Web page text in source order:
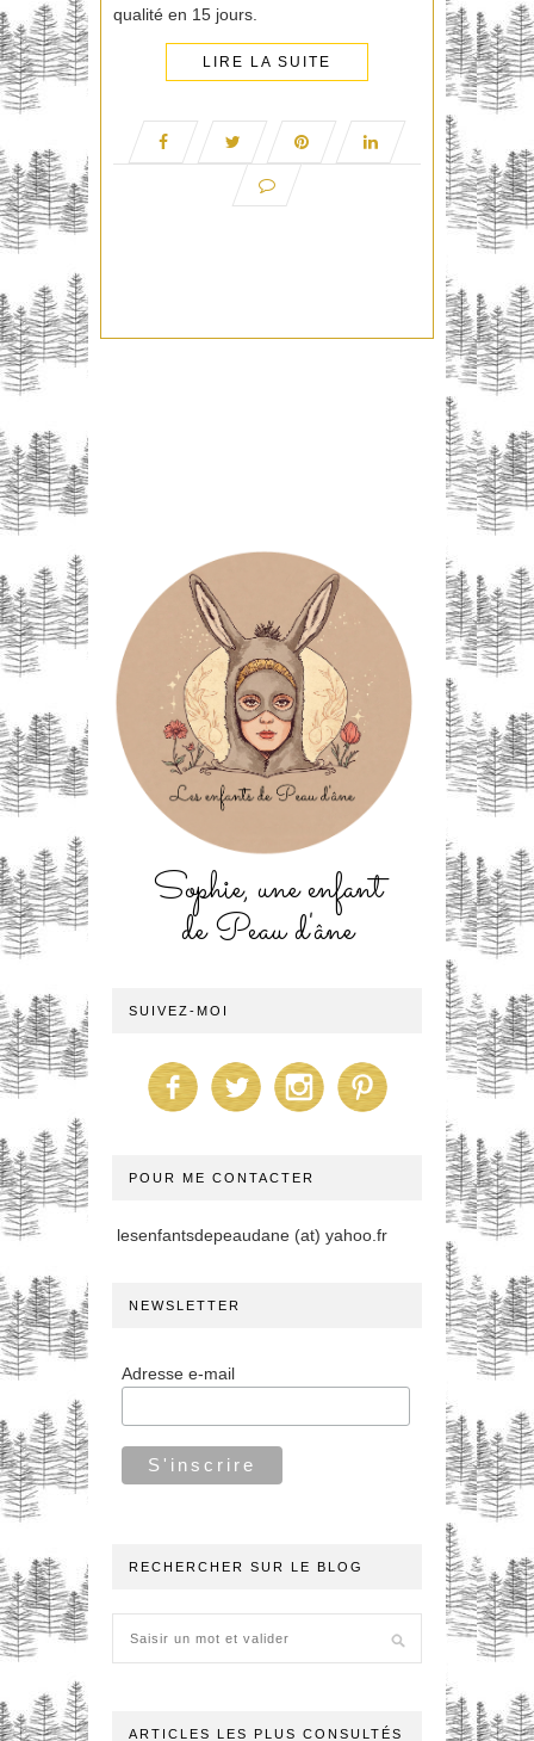
qualité en 15 jours.
LIRE LA SUITE
Sophie, une enfant
de Peau d'âne
SUIVEZ-MOI
POUR ME CONTACTER
lesenfantsdepeaudane (at) yahoo.fr
NEWSLETTER
Adresse e-mail
RECHERCHER SUR LE BLOG
ARTICLES LES PLUS CONSULTÉS